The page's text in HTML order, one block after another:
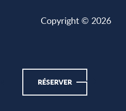
RÉSERVER
Copyright © 2026